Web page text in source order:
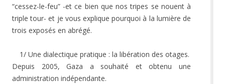
“cessez-le-feu” -et ce bien que nos tripes se nouent à
triple tour- et je vous explique pourquoi à la lumière de
trois exposés en abrégé.
1/ Une dialectique pratique : la libération des otages.
Depuis 2005, Gaza a souhaité et obtenu une
administration indépendante.